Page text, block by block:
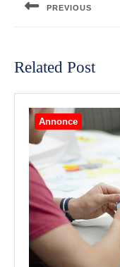
PREVIOUS
Related Post
Annonce